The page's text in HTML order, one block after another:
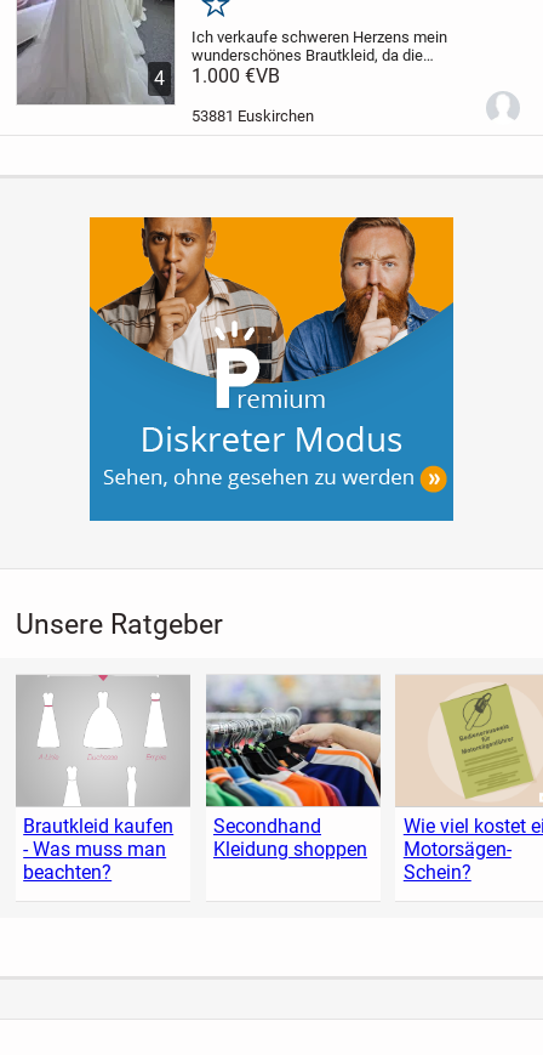
4
Merken
Ich verkaufe schweren Herzens mein
wunderschönes Brautkleid, da die
Hochzeit leider nicht stattgefunden hat.
das Kleid wurde nur einmal zur Anprobe
1.000 €VB
53881 Euskirchen
Unsere Ratgeber
Brautkleid kaufen
- Was muss man
beachten?
Secondhand
Kleidung shoppen
Wie viel kostet
Motorsägen-
Schein?